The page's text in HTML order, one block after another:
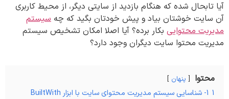
آیا تابحال شده که هنگام بازدید از سایتی ديگر، از محیط کاربری
آن سایت خوشتان بیاد و پیش خودتان بگید که چه سیستم
مدیریت محتوایی بکار برده؟ آیا اصلا امکان تشخیص سیستم
مدیریت محتوا سایت دیگران وجود دارد؟
محتوا پنهان
1 1- شناسایی سیستم مدیریت محتوای سایت با ابزار BuiltWith